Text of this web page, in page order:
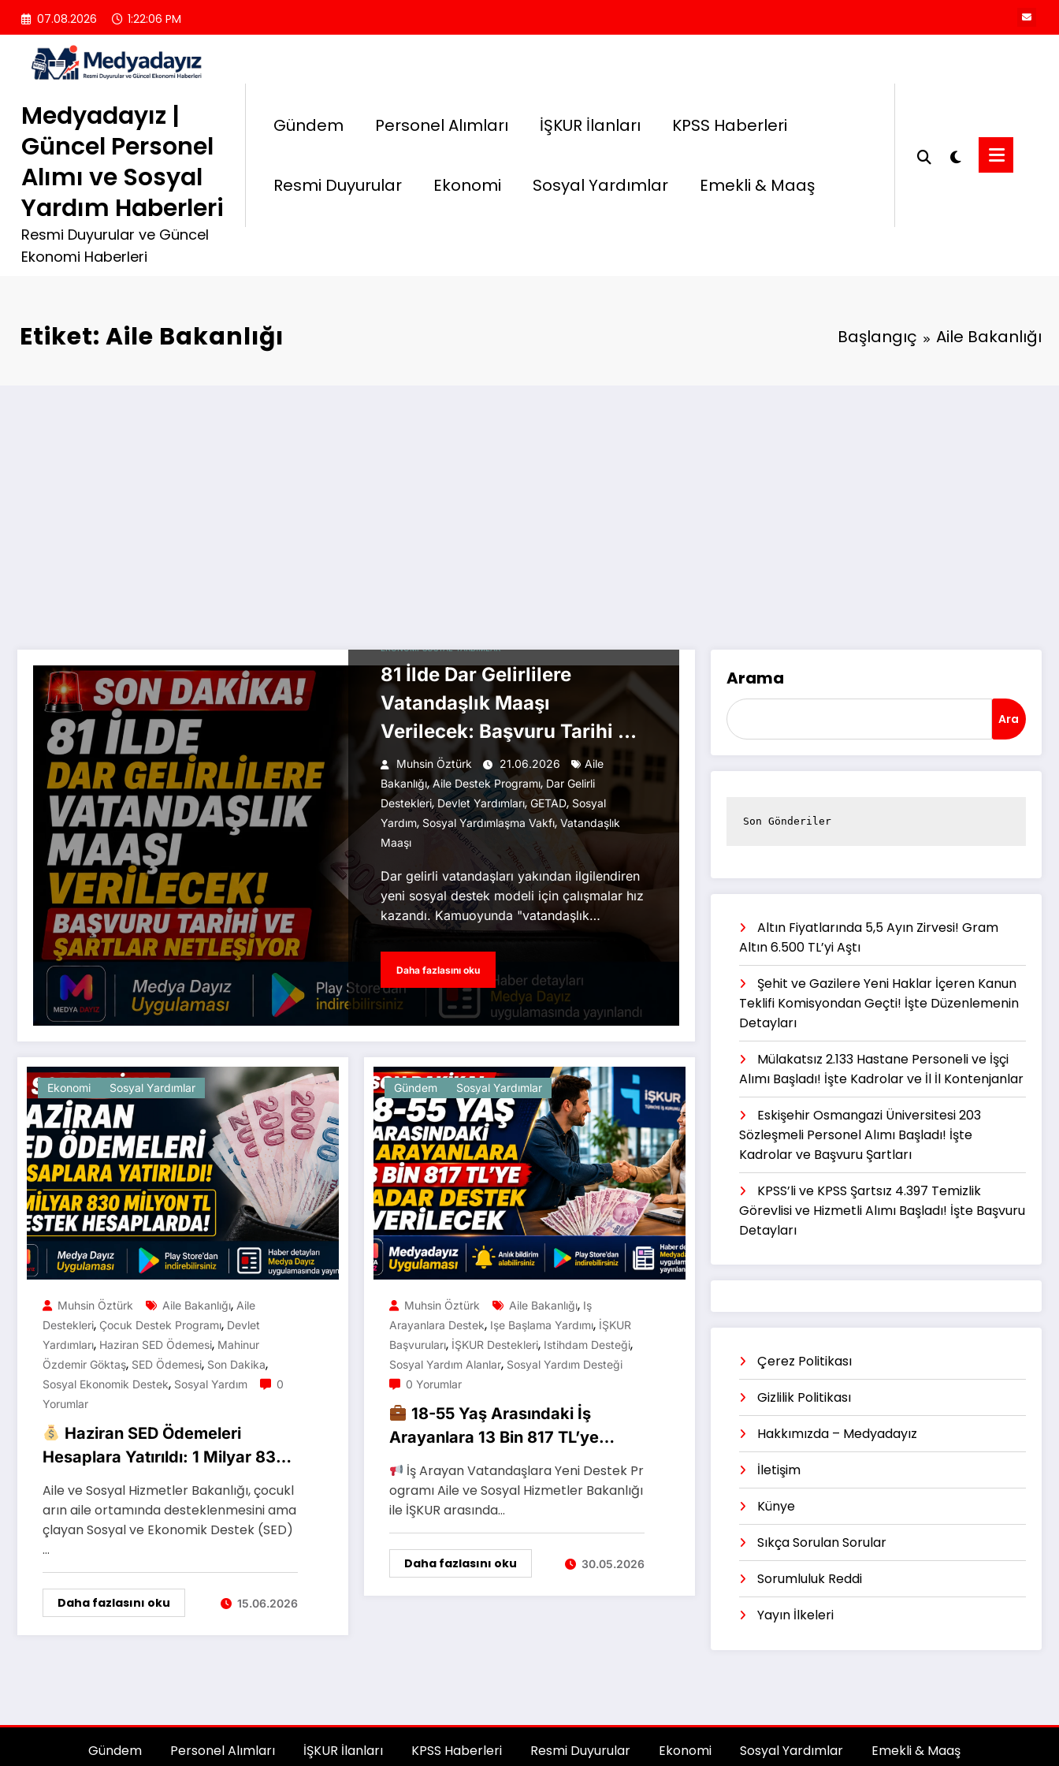
İçeriğe
atla
07.08.2026 1:22:07 PM
Medyadayız |
Güncel Personel
Alımı ve Sosyal
Yardım Haberleri
Resmi Duyurular ve Güncel
Ekonomi Haberleri
Gündem Personel Alımları İŞKUR İlanları KPSS Haberleri
Resmi Duyurular Ekonomi Sosyal Yardımlar Emekli & Maaş
Etiket: Aile Bakanlığı Başlangıç Aile Bakanlığı
EKONOMI SOSYAL YARDIMLAR
81 İlde Dar Gelirlilere
Vatandaşlık Maaşı
Verilecek: Başvuru Tarihi ve
Şartlar Netleşiyor
Muhsin Öztürk 21.06.2026
Aile
Bakanlığı,Aile Destek Programı,Dar Gelirli
Destekleri,Devlet Yardımları,GETAD, Sosyal
Yardım, Sosyal Yardımlaşma Vakfı, Vatandaşlık
Maaşı
Dar gelirli vatandaşları yakından ilgilendiren
yeni sosyal destek modeli için çalışmalar hız
kazandı. Kamuoyunda "vatandaşlık…
Daha fazlasını oku
Ekonomi Sosyal Yardımlar
Muhsin Öztürk Aile Bakanlığı, Aile
Destekleri, Çocuk Destek Programı, Devlet
Yardımları, Haziran SED Ödemesi, Mahinur
Özdemir Göktaş, SED Ödemesi, Son Dakika,
Sosyal Ekonomik Destek, Sosyal Yardım
0
Yorumlar
Haziran SED Ödemeleri
Hesaplara Yatırıldı: 1 Milyar 830
Milyon TL Destek Hesaplarda
Aile ve Sosyal Hizmetler Bakanlığı, çocukl
arın aile ortamında desteklenmesini ama
çlayan Sosyal ve Ekonomik Destek (SED)
…
Daha fazlasını oku 15.06.2026
Gündem Sosyal Yardımlar
Muhsin Öztürk Aile Bakanlığı, Iş
Arayanlara Destek, Işe Başlama Yardımı, İŞKUR
Başvuruları, İŞKUR Destekleri, Istihdam Desteği,
Sosyal Yardım Alanlar, Sosyal Yardım Desteği
0 Yorumlar
18-55 Yaş Arasındaki İş
Arayanlara 13 Bin 817 TL’ye
Kadar Destek Verilecek
İş Arayan Vatandaşlara Yeni Destek Pr
ogramı Aile ve Sosyal Hizmetler Bakanlığı
ile İŞKUR arasında…
Daha fazlasını oku 30.05.2026
Arama
Ara
Son Gönderiler
Altın Fiyatlarında 5,5 Ayın Zirvesi! Gram
Altın 6.500 TL’yi Aştı
Şehit ve Gazilere Yeni Haklar İçeren Kanun
Teklifi Komisyondan Geçti! İşte Düzenlemenin
Detayları
Mülakatsız 2.133 Hastane Personeli ve İşçi
Alımı Başladı! İşte Kadrolar ve İl İl Kontenjanlar
Eskişehir Osmangazi Üniversitesi 203
Sözleşmeli Personel Alımı Başladı! İşte
Kadrolar ve Başvuru Şartları
KPSS’li ve KPSS Şartsız 4.397 Temizlik
Görevlisi ve Hizmetli Alımı Başladı! İşte Başvuru
Detayları
Çerez Politikası
Gizlilik Politikası
Hakkımızda – Medyadayız
İletişim
Künye
Sıkça Sorulan Sorular
Sorumluluk Reddi
Yayın İlkeleri
Gündem Personel Alımları İŞKUR İlanları KPSS Haberleri Resmi Duyurular Ekonomi Sosyal Yardımlar Emekli & Maaş